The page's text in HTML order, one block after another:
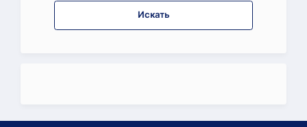
Искать